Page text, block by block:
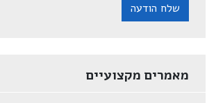
שלח הודעה
מאמרים מקצועיים